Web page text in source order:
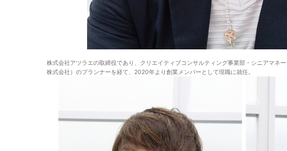
株式会社アツラエの取締役であり、クリエイティブコンサルティング事業部・シニアマネ
株式会社）のプランナーを経て、2020年より創業メンバーとして現職に就任。